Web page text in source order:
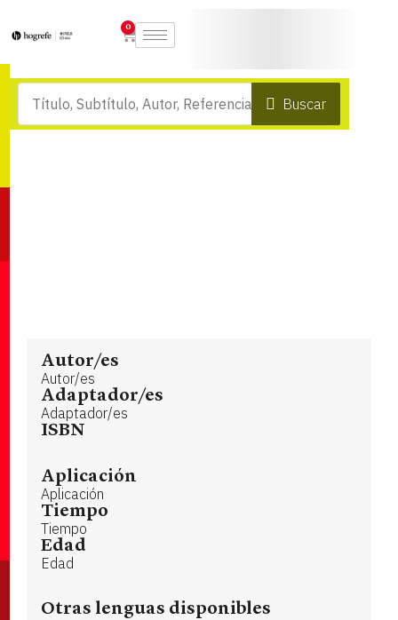
0
Buscar
Autor/es
Autor/es
Adaptador/es
Adaptador/es
ISBN
Aplicación
Aplicación
Tiempo
Tiempo
Edad
Edad
Otras lenguas disponibles